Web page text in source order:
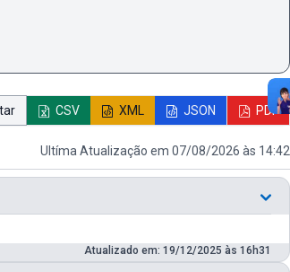
CSV XML JSON PDF
Ultíma Atualização em 07/08/2026 às 14:42
Atualizado em: 19/12/2025 às 16h31